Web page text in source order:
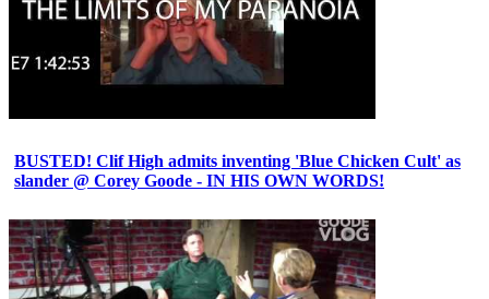
BUSTED! Clif High admits inventing 'Blue Chicken Cult' as
slander @ Corey Goode - IN HIS OWN WORDS!